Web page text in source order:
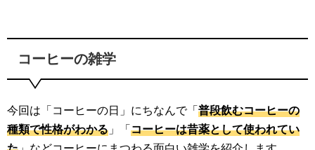
コーヒーの雑学
今回は「コーヒーの日」にちなんで「普段飲むコーヒーの
種類で性格がわかる 」「コーヒーは昔薬として使われてい